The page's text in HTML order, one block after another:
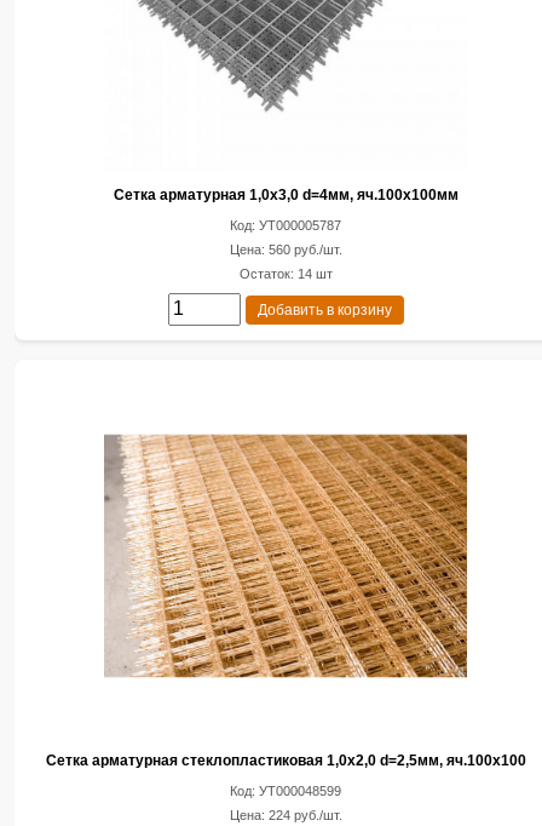
Сетка арматурная 1,0х3,0 d=4мм, яч.100х100мм
Код: УТ000005787
Цена: 560 руб./шт.
Остаток: 14 шт
Добавить в корзину
Сетка арматурная стеклопластиковая 1,0х2,0 d=2,5мм, яч.100х100
Код: УТ000048599
Цена: 224 руб./шт.